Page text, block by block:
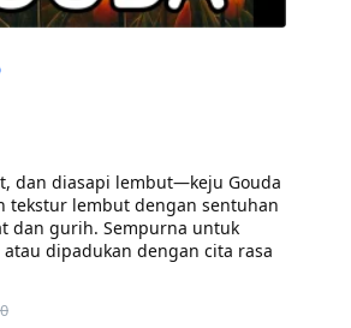
dan diasapi lembut—keju Gouda
tekstur lembut dengan sentuhan
dan gurih. Sempurna untuk
dipadukan dengan cita rasa